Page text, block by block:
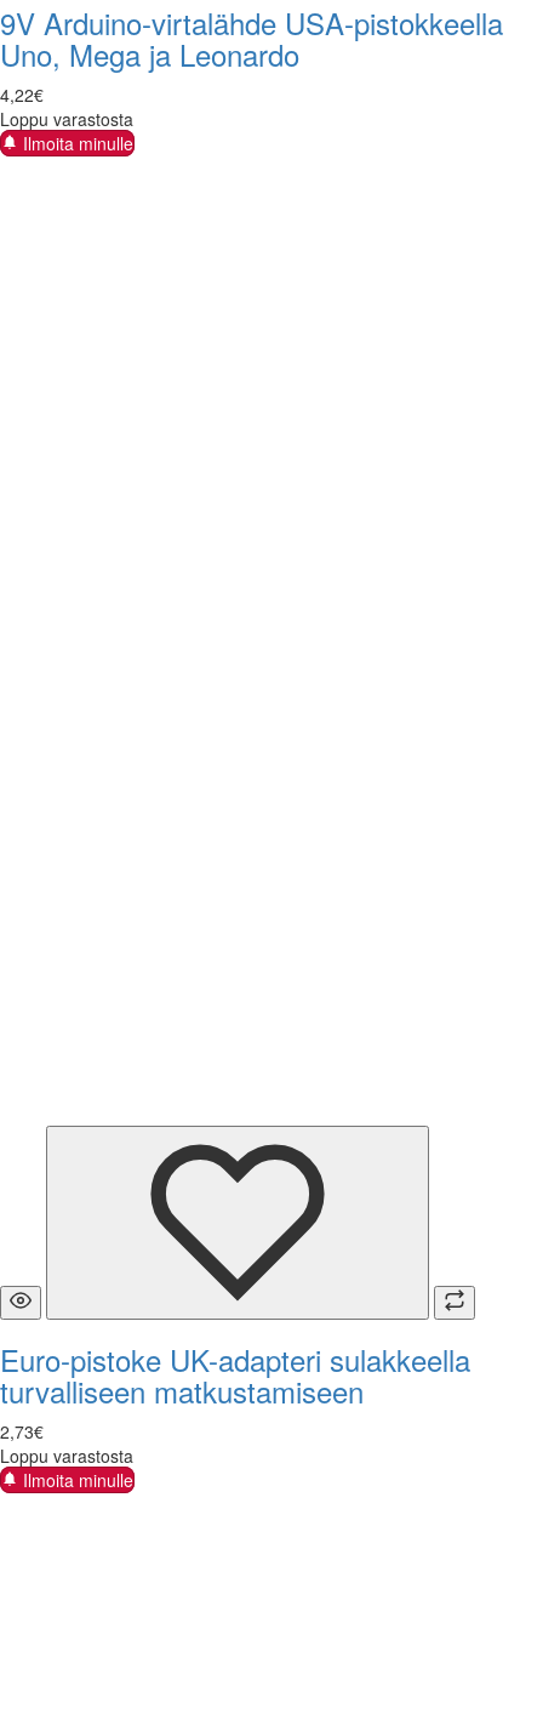
9V Arduino-virtalähde USA-pistokkeella
Uno, Mega ja Leonardo
4,22€
Loppu varastosta
Ilmoita minulle
Euro-pistoke UK-adapteri sulakkeella
turvalliseen matkustamiseen
2,73€
Loppu varastosta
Ilmoita minulle